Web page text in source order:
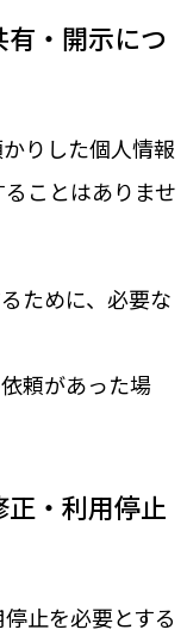
・開示につ
りした個人情報
ことはありませ
ために、必要な
頼があった場
・利用停止
止を必要とする